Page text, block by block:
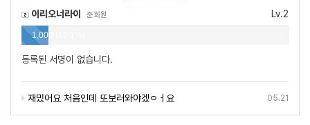
Lv.2
이리오너라이 준회원
1,000 (10.1%)
등록된 서명이 없습니다.
05.21
재밌어요 처음인데 또보러와야겠ㅇㅓ요